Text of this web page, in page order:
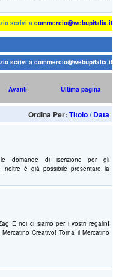
scrivi a commercio@webupitalia.it
scrivi a commercio@webupitalia.it
Avanti Ultima pagina
Ordina Per: Titolo/Data
domande di iscrizione per gli
Inoltre è già possibile presentare la
E noi ci siamo per i vostri regalinI
Creativo! Torna il Mercatino